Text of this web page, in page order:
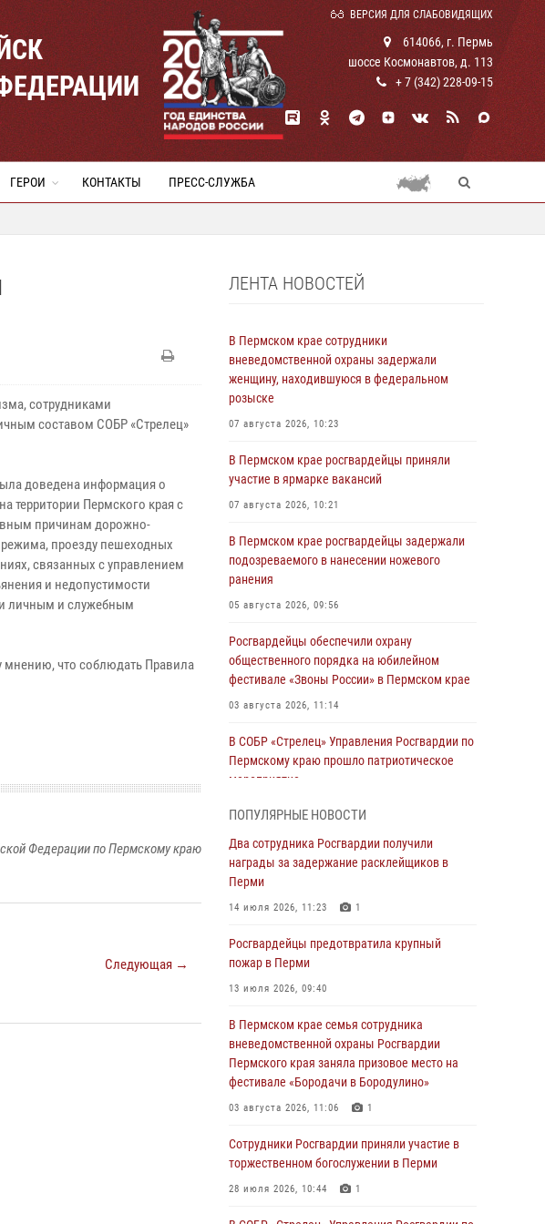
ВЕРСИЯ ДЛЯ СЛАБОВИДЯЩИХ
614066, г. Пермь
шоссе Космонавтов, д. 113
+ 7 (342) 228-09-15
ГЕРОИ КОНТАКТЫ ПРЕСС-СЛУЖБА
сотрудниками
составом СОБР «Стрелец»
доведена информация о
территории Пермского края с
причинам дорожно-
проезду пешеходных
связанных с управлением
и недопустимости
личным и служебным
мнению, что соблюдать Правила
Федерации по Пермскому краю
Следующая →
ЛЕНТА НОВОСТЕЙ
В Пермском крае сотрудники
вневедомственной охраны задержали
женщину, находившуюся в федеральном
розыске
07 августа 2026, 10:23
В Пермском крае росгвардейцы приняли
участие в ярмарке вакансий
07 августа 2026, 10:21
В Пермском крае росгвардейцы задержали
подозреваемого в нанесении ножевого
ранения
05 августа 2026, 09:56
Росгвардейцы обеспечили охрану
общественного порядка на юбилейном
фестивале «Звоны России» в Пермском крае
03 августа 2026, 11:14
В СОБР «Стрелец» Управления Росгвардии по
Пермскому краю прошло патриотическое
мероприятие
В Пермском крае семья сотрудника
вневедомственной охраны Росгвардии
Пермского края заняла призовое место на
фестивале «Бородачи в Бородулино»
В Пермском крае росгвардейцы провели
Росгвардеец спас тонущую женщину в
Пермском крае
30 июля 2026, 05:19
торжественном богослужении в Перми
28 июля 2026, 10:44 1
ПОПУЛЯРНЫЕ НОВОСТИ
Два сотрудника Росгвардии получили
награды за задержание расклейщиков в
Перми
14 июля 2026, 11:23 1
Росгвардейцы предотвратила крупный
пожар в Перми
13 июля 2026, 09:40
В Пермском крае семья сотрудника
вневедомственной охраны Росгвардии
Пермского края заняла призовое место на
фестивале «Бородачи в Бородулино»
03 августа 2026, 11:06 1
Сотрудники Росгвардии приняли участие в
торжественном богослужении в Перми
28 июля 2026, 10:44 1